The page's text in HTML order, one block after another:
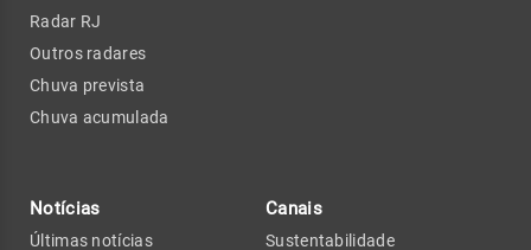
Radar RJ
Outros radares
Chuva prevista
Chuva acumulada
Notícias
Últimas notícias
Canais
Sustentabilidade